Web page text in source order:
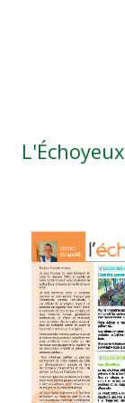
L'Échoyeux